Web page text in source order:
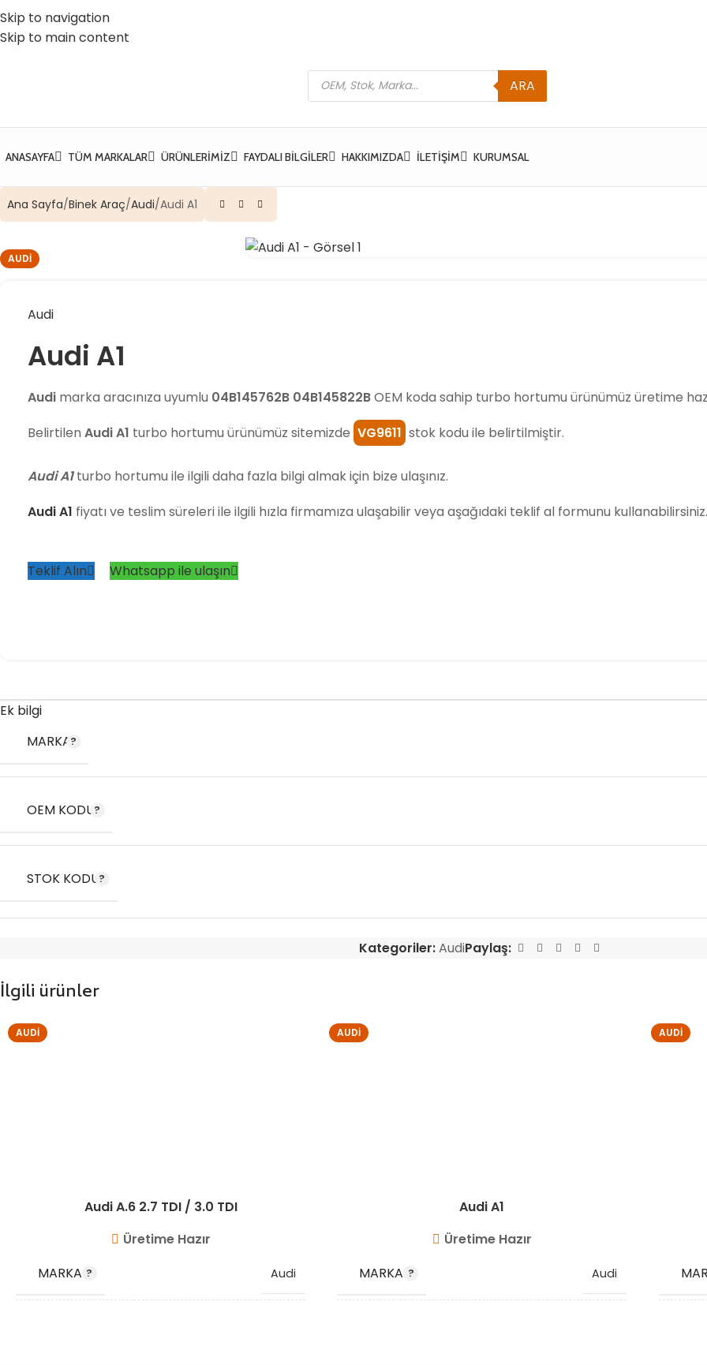
Skip to navigation
Skip to main content
Vatan Mh. Kızılcık Sk. No:37 Yıldırım / Bursa
ARA
ANASAYFA TÜM MARKALAR ÜRÜNLERIMIZ FAYDALI BILGILER HAKKIMIZDA İLETIŞIM KURUMSAL
Ana Sayfa Binek Araç Audi Audi A1
AUDI
Audi
Audi A1
Audi marka aracınıza uyumlu 04B145762B 04B145822BOEM koda sahip turbo hortumu ürünümüz üretime
Belirtilen Audi A1 turbo hortumu ürünümüz sitemizde VG9611 stok kodu ile belirtilmiştir.
Audi A1turbo hortumu ile ilgili daha fazla bilgi almak için bize ulaşınız.
Audi A1 fiyatı ve teslim süreleri ile ilgili hızla firmamıza ulaşabilir veya aşağıdaki teklif al formunu kullanabilirsiniz.
Teklif Alın Whatsapp ile ulaşın
Ek bilgi
MARKA
OEM KODU
STOK KODU
Kategoriler:AudiPaylaş:
İlgili ürünler
AUDI
Audi A.6 2.7 TDI / 3.0 TDI
Üretime Hazır
MARKA
Audi
AUDI
Audi A1
Üretime Hazır
MARKA
Audi
AUDI